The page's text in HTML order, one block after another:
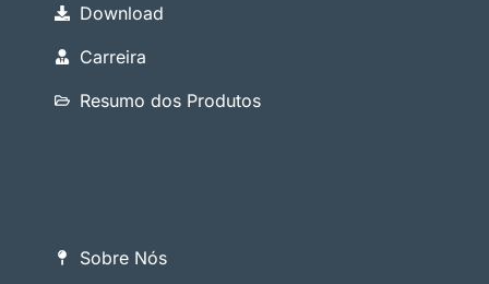
Download
Carreira
Resumo dos Produtos
Sobre Nós